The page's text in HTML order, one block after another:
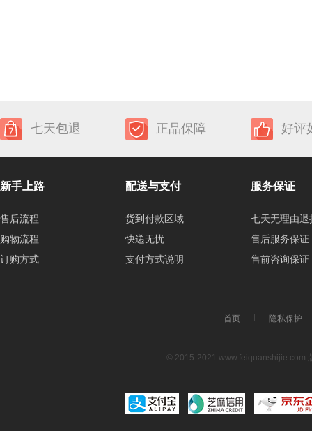
七天包退 正品保障 好评
新手上路
售后流程
购物流程
订购方式
配送与支付
货到付款区域
快递无忧
支付方式说明
服务保证
七天无理由退
售后服务保证
售前咨询保证
首页 隐私保护
© 2015-2021 www.feiquanshijie.com